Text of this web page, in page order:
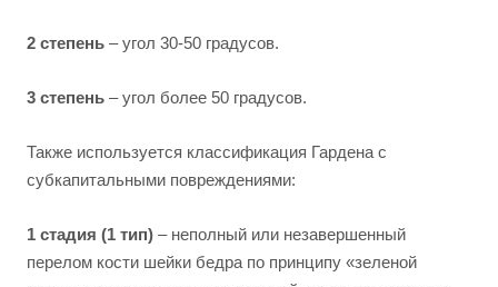
2 степень – угол 30-50 градусов.
3 степень – угол более 50 градусов.
Также используется классификация Гардена с
субкапитальными повреждениями:
1 стадия (1 тип) – неполный или незавершенный
перелом кости шейки бедра по принципу «зеленой